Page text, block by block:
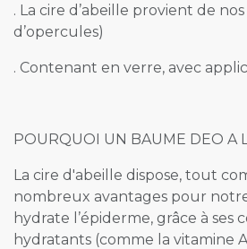
. La cire d’abeille provient de
d’opercules)
. Contenant en verre, avec
POURQUOI UN BAUME DEO A
La cire d'abeille dispose, tout
nombreux avantages pour
hydrate l’épiderme, grâce à ses
hydratants (comme la vitamine